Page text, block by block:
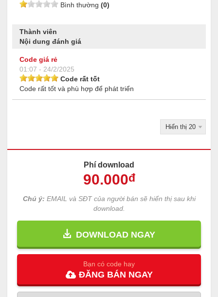
Bình thường (0)
Thành viên
Nội dung đánh giá
Code giá rẻ
01:07 - 24/2/2025
Code rất tốt
Code rất tốt và phù hợp để phát triển
Phí download
90.000đ
Chú ý: EMAIL và SĐT của người bán sẽ hiển thị sau khi
download.
DOWNLOAD NGAY
Bạn có code hay
ĐĂNG BÁN NGAY